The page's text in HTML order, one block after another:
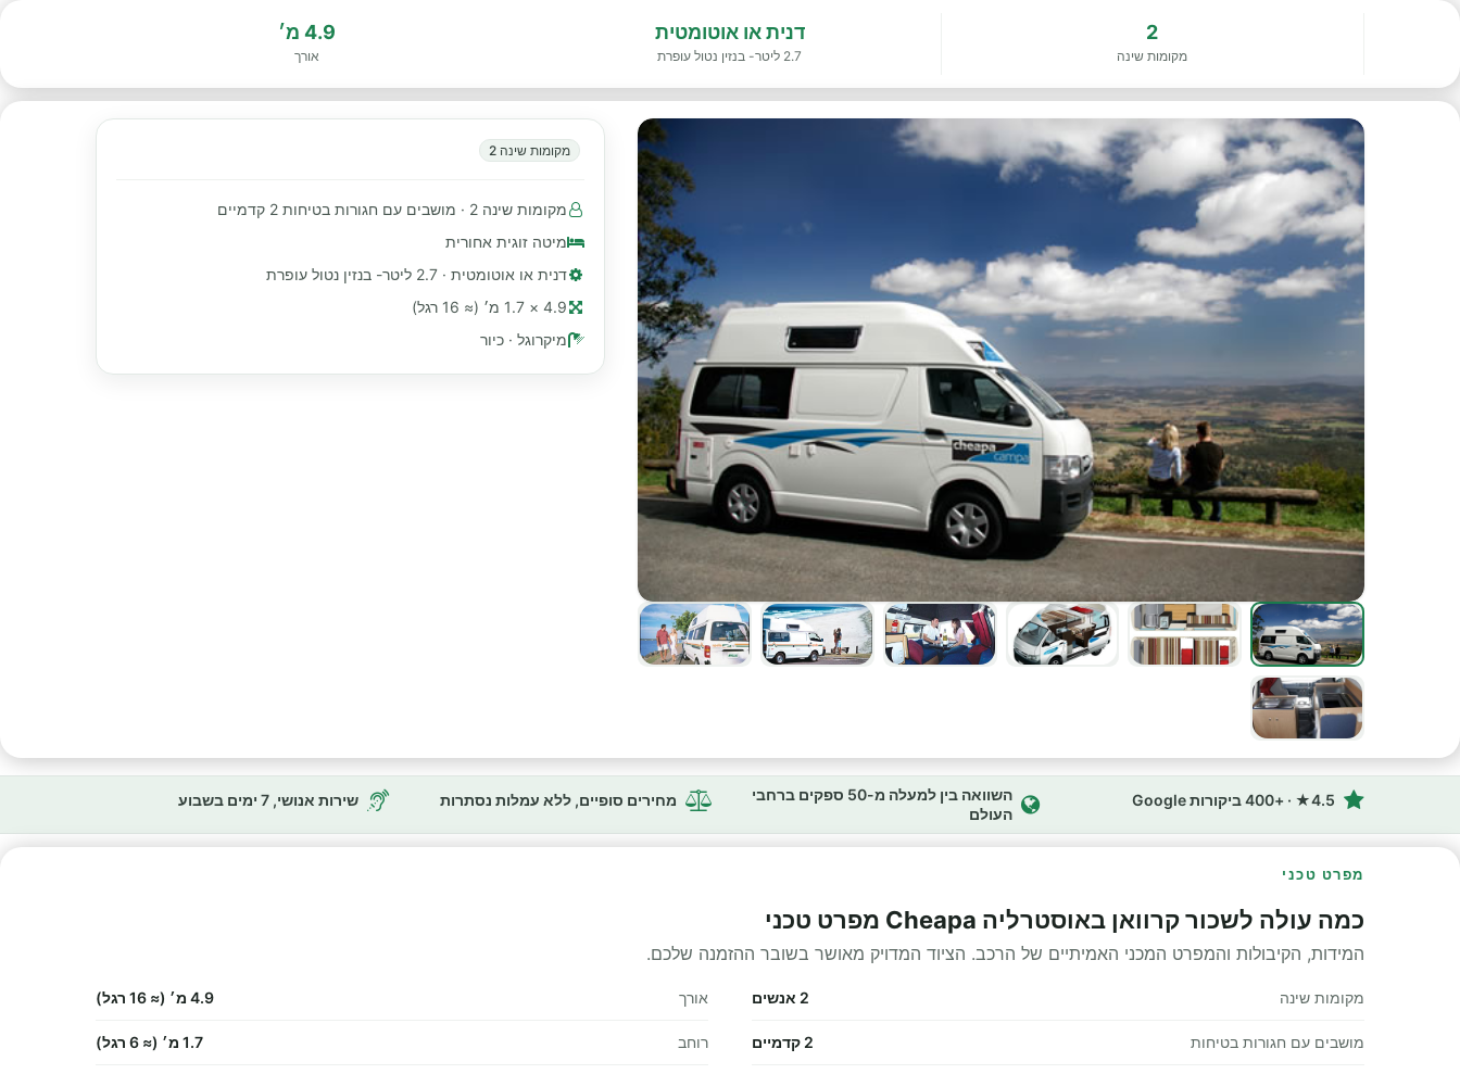
2
מקומות שינה
דנית או אוטומטית
2.7 ליטר- בנזין נטול עופרת
4.9 מ׳
אורך
מקומות שינה 2
מקומות שינה 2 · מושבים עם חגורות בטיחות 2 קדמיים
מיטה זוגית אחורית
דנית או אוטומטית · 2.7 ליטר- בנזין נטול עופרת
4.9 × 1.7 מ׳ (≈ 16 רגל)
מיקרוגל · כיור
4.5★ · +400 ביקורות Google
השוואה בין למעלה מ-50 ספקים ברחבי
העולם
מחירים סופיים, ללא עמלות נסתרות שירות אנושי, 7 ימים בשבוע
מפרט טכני
כמה עולה לשכור קרוואן באוסטרליה Cheapa מפרט טכני
המידות, הקיבולות והמפרט המכני האמיתיים של הרכב. הציוד המדויק מאושר בשובר ההזמנה שלכם.
מקומות שינה 2 אנשים
מושבים עם חגורות בטיחות 2 קדמיים
אורך 4.9 מ׳ (≈ 16 רגל)
רוחב 1.7 מ׳ (≈ 6 רגל)